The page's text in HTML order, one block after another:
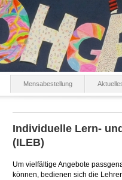
Mensabestellung
Individuelle Lern-
(ILEB)
Um vielfältige Angebote
können, bedienen sich die